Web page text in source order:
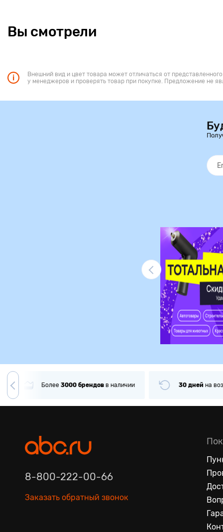
Вы смотрели
Внешний вид и цвет товара может отличаться от
у менеджеров и проверять товар при покупке. Предложение не
30 днейнавозврат товара Только
8-800-222-00-66
Заказать обратный звонок